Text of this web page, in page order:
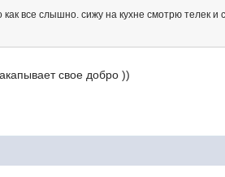
все слышно. сижу на кухне смотрю телек
свое добро ))